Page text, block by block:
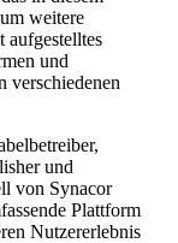
weitere
aufgestelltes
und
verschiedenen
und
von Synacor
Plattform
Nutzererlebnis